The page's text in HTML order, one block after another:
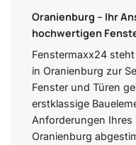
Oranienburg – Ihr
hochwertigen
Fenstermaxx24
in Oranienburg zur
Fenster und Türen
erstklassige
Anforderungen Ihres
Oranienburg